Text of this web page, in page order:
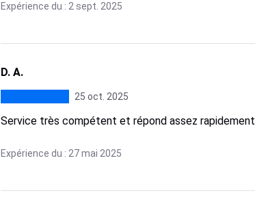
Expérience du : 2 sept. 2025
D. A.
25 oct. 2025
Service très compétent et répond assez rapidement
Expérience du : 27 mai 2025